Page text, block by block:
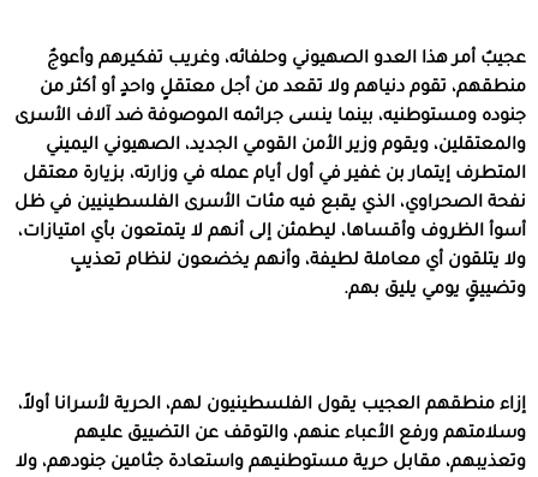
عجيبٌ أمر هذا العدو الصهيوني وحلفائه، وغريب تفكيرهم وأعوجٌ
منطقهم، تقوم دنياهم ولا تقعد من أجل معتقلٍ واحدٍ أو أكثر من
جنوده ومستوطنيه، بينما ينسى جرائمه الموصوفة ضد آلاف الأسرى
والمعتقلين، ويقوم وزير الأمن القومي الجديد، الصهيوني اليميني
المتطرف إيتمار بن غفير في أول أيام عمله في وزارته، بزيارة معتقل
نفحة الصحراوي، الذي يقبع فيه مئات الأسرى الفلسطينيين في ظل
أسوأ الظروف وأقساها، ليطمئن إلى أنهم لا يتمتعون بأي امتيازات،
ولا يتلقون أي معاملة لطيفة، وأنهم يخضعون لنظام تعذيبٍ
وتضييقٍ يومي يليق بهم.
إزاء منطقهم العجيب يقول الفلسطينيون لهم، الحرية لأسرانا أولاً،
وسلامتهم ورفع الأعباء عنهم، والتوقف عن التضييق عليهم
وتعذيبهم، مقابل حرية مستوطنيهم واستعادة جثامين جنودهم، ولا